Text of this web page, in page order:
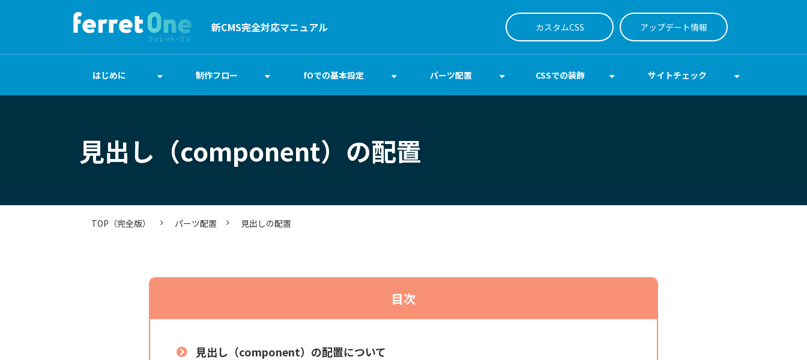
新CMS完全対応マニュアル カスタムCSS アップデート情報
はじめに 制作フロー fOでの基本設定 パーツ配置 CSSでの装飾 サイトチェック
見出し（component）の配置
TOP（完全版） パーツ配置 見出しの配置
目次
見出し（component）の配置について